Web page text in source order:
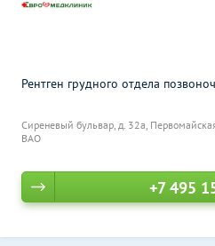
Сиреневый бульвар, д. 32а,
ВАО
Рентген грудного отдела
+7 495